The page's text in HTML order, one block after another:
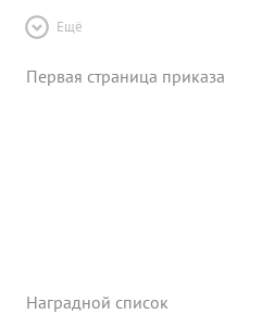
Ещё
Первая страница приказа
Наградной список